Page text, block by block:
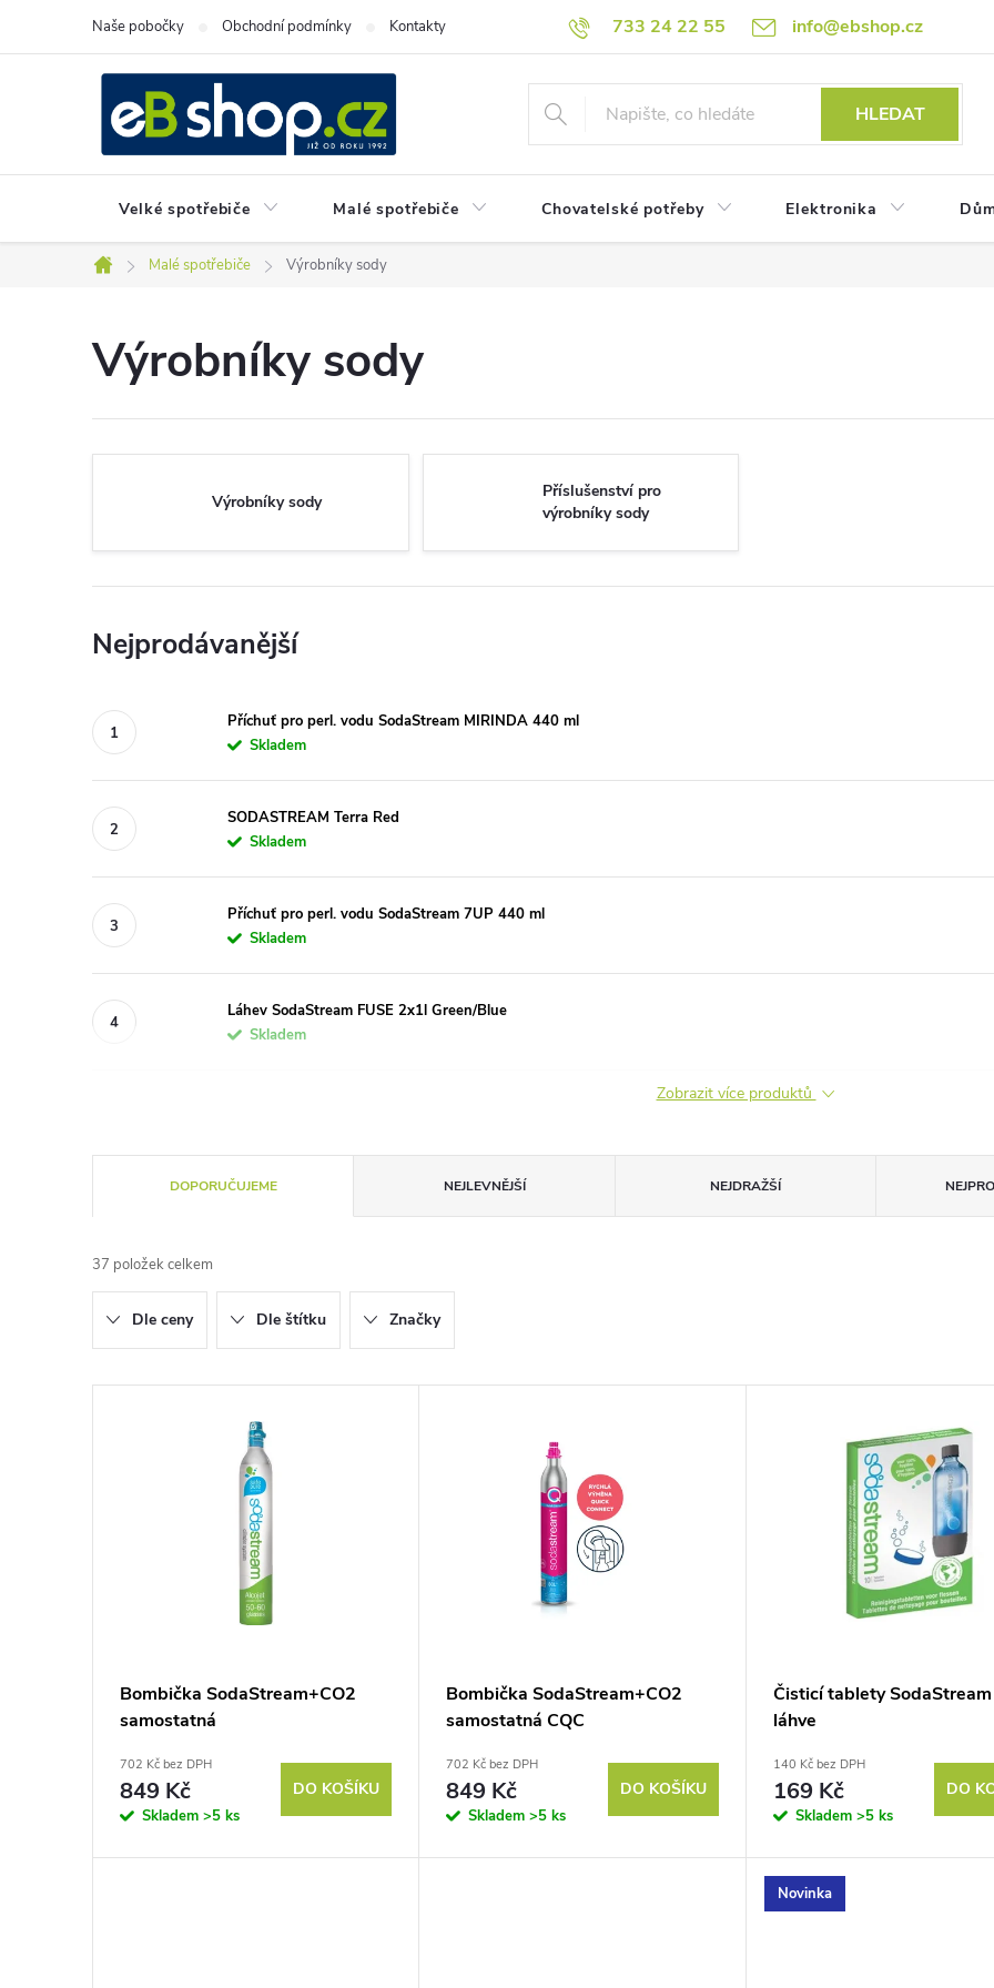
733 24 22 55 info@ebshop.cz
Naše pobočky Obchodní podmínky Kontakty
HLEDAT
Velké spotřebiče Malé spotřebiče Chovatelské potřeby Elektronika
Domů
Malé spotřebiče Výrobníky sody
Výrobníky sody
Výrobníky sody
Příslušenství pro
výrobníky sody
Nejprodávanější
Příchuť pro perl. vodu SodaStream MIRINDA 440 ml
Skladem
SODASTREAM Terra Red
Skladem
Příchuť pro perl. vodu SodaStream 7UP 440 ml
Skladem
Láhev SodaStream FUSE 2x1l Green/Blue
Skladem
Zobrazit více produktů
a
z
e
n
t
DOPORUČUJEME NEJLEVNĚJŠÍ NEJDRAŽŠÍ
37 položek celkem
Dle ceny Dle štítku Značky
d
Bombička SodaStream+CO2
samostatná
702 Kč bez DPH
849 Kč
Skladem >5 ks
DO KOŠÍKU
Bombička SodaStream+CO2
samostatná CQC
702 Kč bez DPH
849 Kč
Skladem>5 ks
DO KOŠÍKU
Čisticí tablety
láhve
140 Kč bez DPH
169 Kč
Skladem >5 ks
DO
Novinka